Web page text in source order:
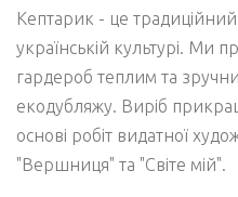
Кептарик - це
українській культурі. Ми
гардероб теплим та
екодубляжу. Виріб
основі робіт видатної
"Вершниця" та "Світе мій".